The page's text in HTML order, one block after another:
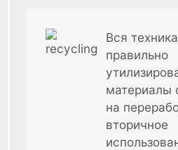
Вся
правильно
материалы
на
вторичное